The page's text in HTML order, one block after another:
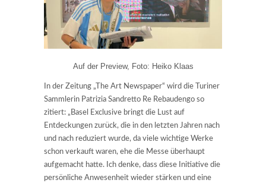
Auf der Preview, Foto: Heiko Klaas
In der Zeitung „The Art Newspaper“ wird die Turiner
Sammlerin Patrizia Sandretto Re Rebaudengo so
zitiert: „Basel Exclusive bringt die Lust auf
Entdeckungen zurück, die in den letzten Jahren nach
und nach reduziert wurde, da viele wichtige Werke
schon verkauft waren, ehe die Messe überhaupt
aufgemacht hatte. Ich denke, dass diese Initiative die
persönliche Anwesenheit wieder stärken und eine